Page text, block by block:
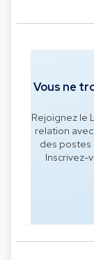
Vous ne
Rejoignez le
relation
des postes
Inscrivez-